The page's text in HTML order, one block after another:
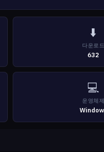
⬇️
다운로드
632
💻
운영체제